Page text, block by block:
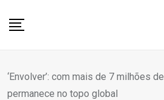
‘Envolver’: com mais de 7 milhões
permanece no topo global